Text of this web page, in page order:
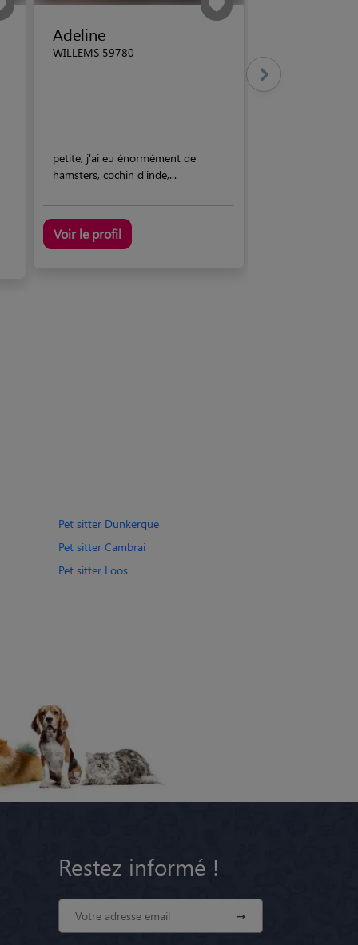
Adeline
WILLEMS 59780
petite, j'ai eu énormément de
hamsters, cochin d'inde,...
Voir le profil
Pet sitter Dunkerque
Pet sitter Cambrai
Pet sitter Loos
Restez informé !